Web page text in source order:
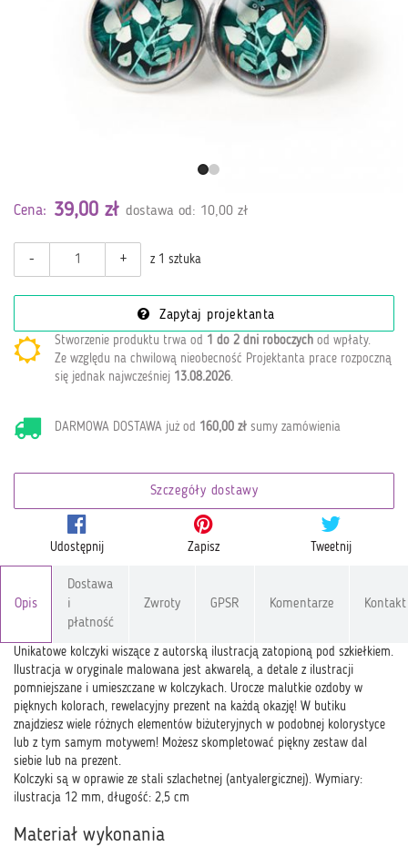
Cena: 39,00 zł dostawa od: 10,00 zł
- + z 1 sztuka
Zapytaj projektanta
Stworzenie produktu trwa od 1 do 2 dni roboczych od wpłaty.
Ze względu na chwilową nieobecność Projektanta prace rozpoczną
się jednak najwcześniej 13.08.2026.
DARMOWA DOSTAWA już od 160,00 zł sumy zamówienia
Szczegóły dostawy
Udostępnij Zapisz Tweetnij
Opis
Dostawa
i
płatność
Zwroty GPSR Komentarze Kontakt
Unikatowe kolczyki wiszące z autorską ilustracją zatopioną pod szkiełkiem.
Ilustracja w oryginale malowana jest akwarelą, a detale z ilustracji
pomniejszane i umieszczane w kolczykach. Urocze malutkie ozdoby w
pięknych kolorach, rewelacyjny prezent na każdą okazję! W butiku
znajdziesz wiele różnych elementów biżuteryjnych w podobnej kolorystyce
lub z tym samym motywem! Możesz skompletować piękny zestaw dal
siebie lub na prezent.
Kolczyki są w oprawie ze stali szlachetnej (antyalergicznej). Wymiary:
ilustracja 12 mm, długość: 2,5 cm
Materiał wykonania